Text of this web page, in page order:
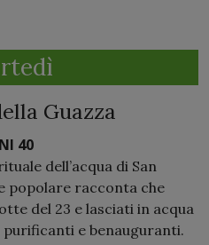
Guazza
40
dell’acqua di San
popolare racconta che
del 23 e lasciati in acqua
e benauguranti.